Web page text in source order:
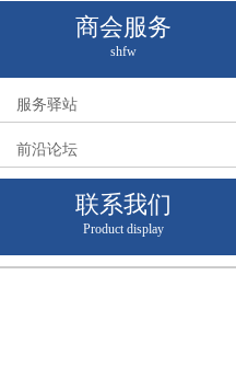
商会服务
shfw
服务驿站
前沿论坛
联系我们
Product display